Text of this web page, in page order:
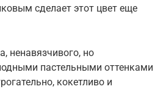
сделает этот цвет еще
ненавязчивого, но
пастельными оттенками
кокетливо и